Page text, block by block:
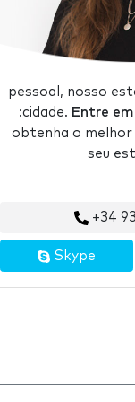
pessoal, nosso
:cidade. Entre
obtenha o melhor
seu
+34
Skype